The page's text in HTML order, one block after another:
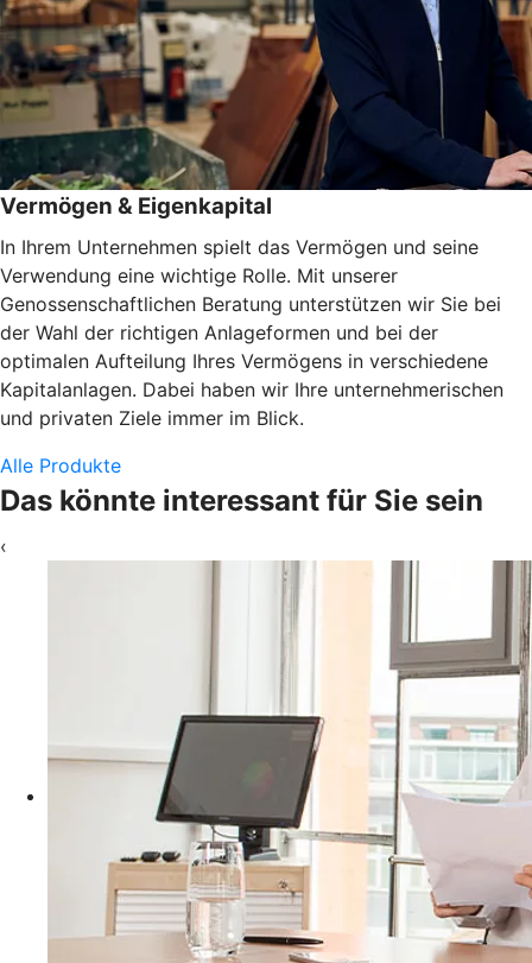
Vermögen & Eigenkapital
In Ihrem Unternehmen spielt das Vermögen und seine
Verwendung eine wichtige Rolle. Mit unserer
Genossenschaftlichen Beratung unterstützen wir Sie bei
der Wahl der richtigen Anlageformen und bei der
optimalen Aufteilung Ihres Vermögens in verschiedene
Kapitalanlagen. Dabei haben wir Ihre unternehmerischen
und privaten Ziele immer im Blick.
Alle Produkte
Das könnte interessant für Sie sein
‹